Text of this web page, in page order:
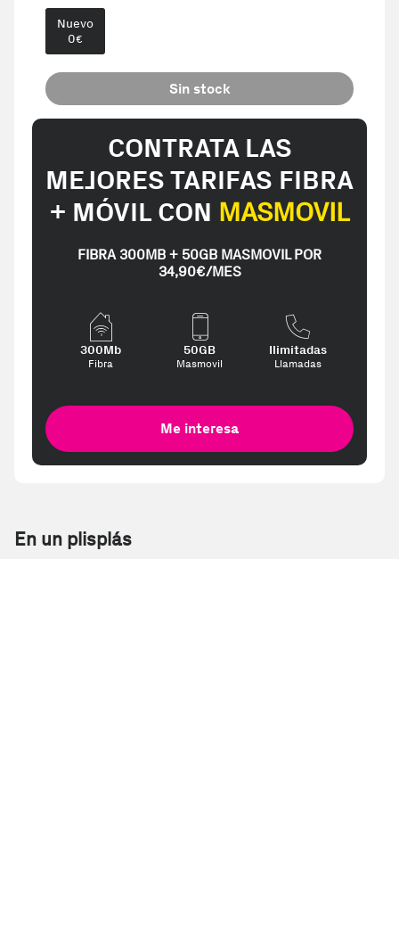
Nuevo
0€
Sin stock
CONTRATA LAS
MEJORES TARIFAS FIBRA
+ MÓVIL CON MASMOVIL
FIBRA 300MB + 50GB MASMOVIL POR
34,90€/MES
300Mb
Fibra
50GB
Masmovil
Ilimitadas
Llamadas
Me interesa
En un plisplás